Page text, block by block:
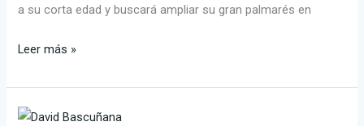
a su corta edad y buscará ampliar su gran palmarés en
Leer más »
David